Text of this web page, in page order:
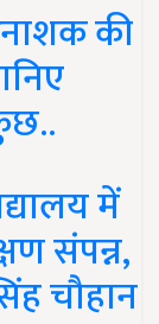
की
में
संपन्न,
चौहान